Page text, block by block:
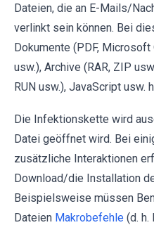
Dateien, die an E-Mails/
verlinkt sein können. Bei
Dokumente (PDF,
usw.), Archive (RAR, ZIP
RUN usw.), JavaScript usw.
Die Infektionskette wird
Datei geöffnet wird. Bei
zusätzliche Interaktionen
Download/die Installation
Beispielsweise müssen
Dateien Makrobefehle (d. h.